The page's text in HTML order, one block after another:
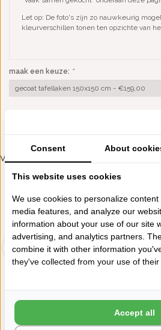
Let op: De foto's zijn zo nauwkeurig
kleurverschillen tonen ten opzichte van
maak een keuze: *
VERGELIJKBARE PRODUCTEN
LE JACQUARD FRANÇAIS
Consent About
This website uses cookies
We use cookies to personalize
media features, and analyze our
information about your use of our site
advertising, and analytics partners.
combine it with other information
they've collected from your use of their
Accept all